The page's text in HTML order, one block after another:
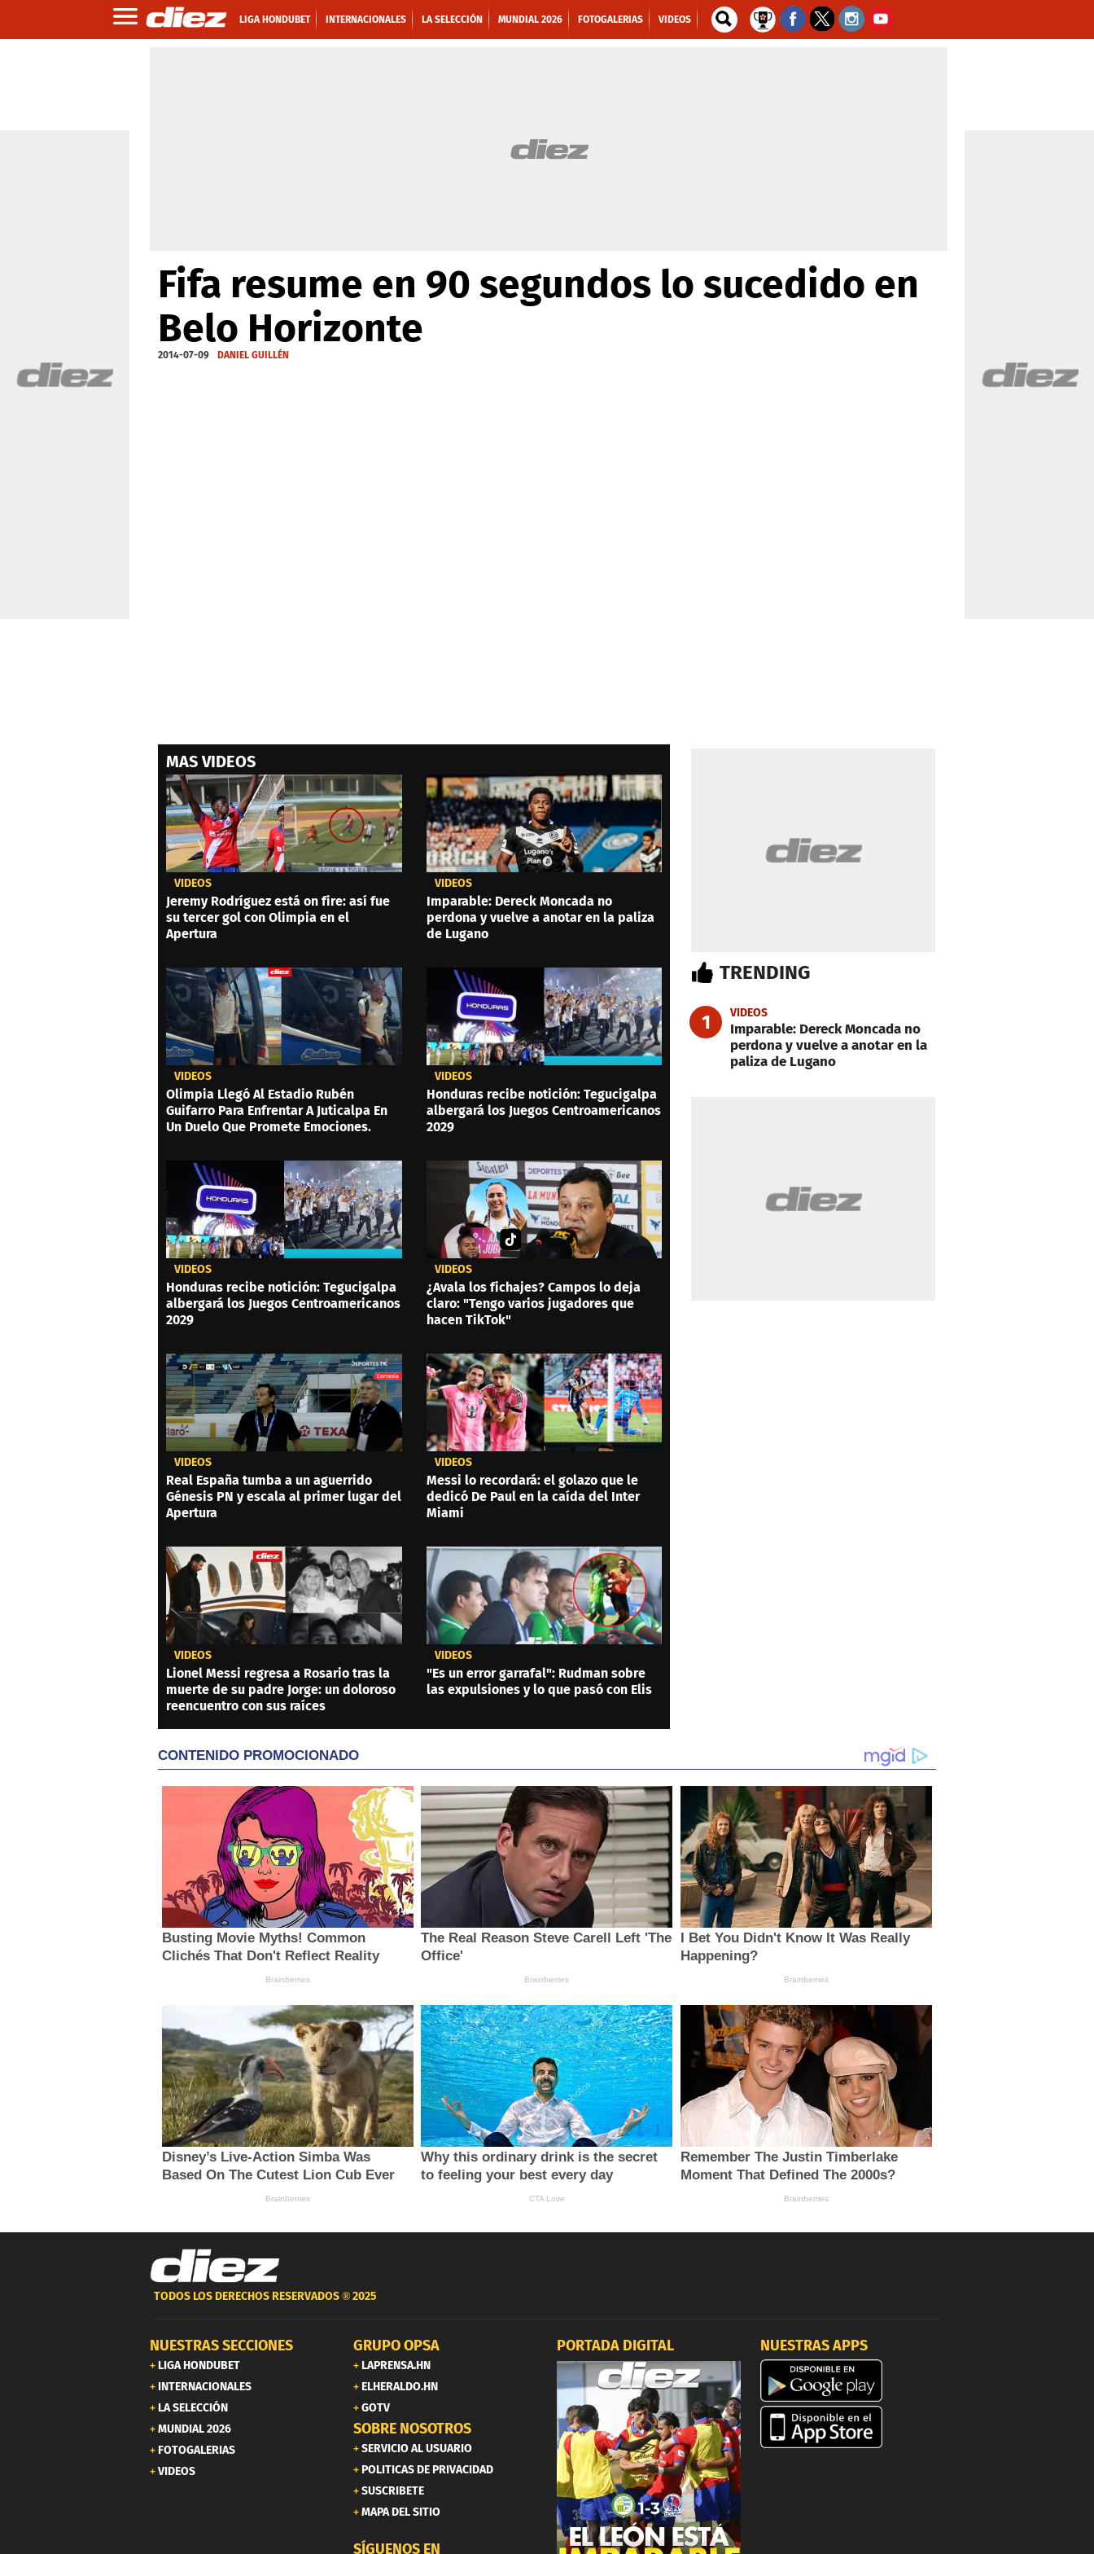
LIGA HONDUBET INTERNACIONALES LA SELECCIÓN MUNDIAL 2026 FOTOGALERIAS VIDEOS
Fifa resume en 90 segundos lo sucedido en
Belo Horizonte
2014-07-09 DANIEL GUILLÉN
MAS VIDEOS
VIDEOS
Jeremy Rodríguez está on fire: así fue
su tercer gol con Olimpia en el
Apertura
VIDEOS
Imparable: Dereck Moncada no
perdona y vuelve a anotar en la paliza
de Lugano
VIDEOS
Olimpia Llegó Al Estadio Rubén
Guifarro Para Enfrentar A Juticalpa En
Un Duelo Que Promete Emociones.
VIDEOS
Honduras recibe notición: Tegucigalpa
albergará los Juegos Centroamericanos
2029
VIDEOS
Honduras recibe notición: Tegucigalpa
albergará los Juegos Centroamericanos
2029
VIDEOS
¿Avala los fichajes? Campos lo deja
claro: "Tengo varios jugadores que
hacen TikTok"
VIDEOS
Real España tumba a un aguerrido
Génesis PN y escala al primer lugar del
Apertura
VIDEOS
Messi lo recordará: el golazo que le
dedicó De Paul en la caída del Inter
Miami
VIDEOS
Lionel Messi regresa a Rosario tras la
muerte de su padre Jorge: un doloroso
reencuentro con sus raíces
VIDEOS
"Es un error garrafal": Rudman sobre
las expulsiones y lo que pasó con Elis
TRENDING
1 VIDEOS
Imparable: Dereck Moncada no
perdona y vuelve a anotar en la
paliza de Lugano
TODOS LOS DERECHOS RESERVADOS ®2025
NUESTRAS SECCIONES
LIGA HONDUBET
INTERNACIONALES
LA SELECCIÓN
MUNDIAL 2026
FOTOGALERIAS
VIDEOS
GRUPO OPSA
LAPRENSA.HN
ELHERALDO.HN
GOTV
SOBRE NOSOTROS
SERVICIO AL USUARIO
POLITICAS DE PRIVACIDAD
SUSCRIBETE
MAPA DEL SITIO
SÍGUENOS EN
PORTADA DIGITAL NUESTRAS APPS